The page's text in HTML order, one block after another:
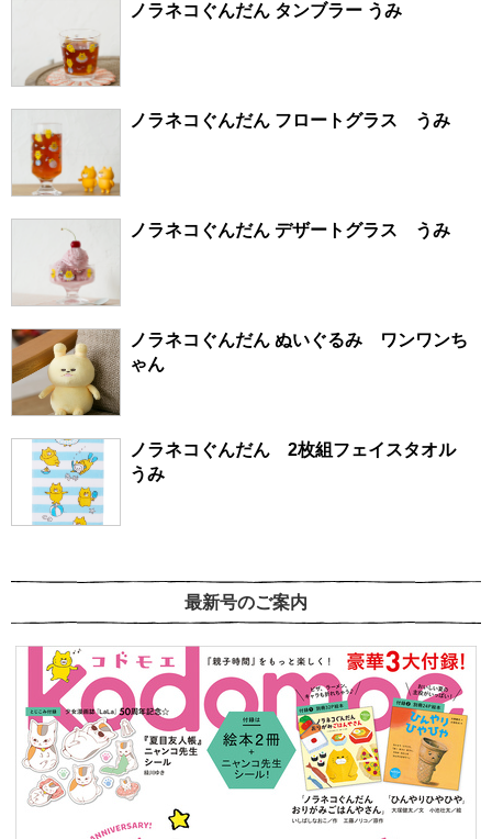
ノラネコぐんだん タンブラー うみ
ノラネコぐんだん フロートグラス うみ
ノラネコぐんだん デザートグラス うみ
ノラネコぐんだん ぬいぐるみ ワンワンち
ゃん
ノラネコぐんだん 2枚組フェイスタオル
うみ
最新号のご案内